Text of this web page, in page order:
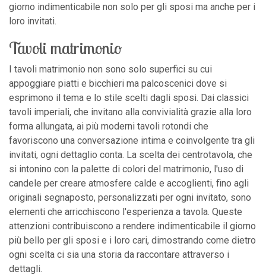
giorno indimenticabile non solo per gli sposi ma anche per i
loro invitati.
Tavoli matrimonio
I tavoli matrimonio non sono solo superfici su cui
appoggiare piatti e bicchieri ma palcoscenici dove si
esprimono il tema e lo stile scelti dagli sposi. Dai classici
tavoli imperiali, che invitano alla convivialità grazie alla loro
forma allungata, ai più moderni tavoli rotondi che
favoriscono una conversazione intima e coinvolgente tra gli
invitati, ogni dettaglio conta. La scelta dei centrotavola, che
si intonino con la palette di colori del matrimonio, l'uso di
candele per creare atmosfere calde e accoglienti, fino agli
originali segnaposto, personalizzati per ogni invitato, sono
elementi che arricchiscono l'esperienza a tavola. Queste
attenzioni contribuiscono a rendere indimenticabile il giorno
più bello per gli sposi e i loro cari, dimostrando come dietro
ogni scelta ci sia una storia da raccontare attraverso i
dettagli.